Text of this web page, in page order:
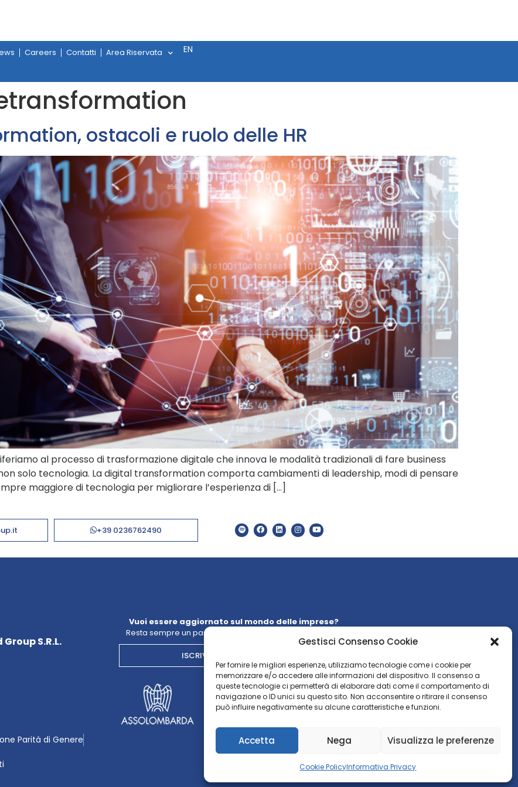
Gestisci Consenso Cookie
Per fornire le migliori esperienze, utilizziamo tecnologie come i cookie per
memorizzare e/o accedere alle informazioni del dispositivo. Il consenso a
queste tecnologie ci permetterà di elaborare dati come il comportamento di
navigazione o ID unici su questo sito. Non acconsentire o ritirare il consenso
può influire negativamente su alcune caratteristiche e funzioni.
Accetta Nega Visualizza le preferenze
Cookie PolicyInformativa Privacy
Careers Contatti Area Riservata EN
ostacoli e ruolo delle HR
al processo di trasformazione digitale che innova le modalità tradizionali di fare business
solo tecnologia. La digital transformation comporta cambiamenti di leadership, modi di pensare
maggiore di tecnologia per migliorare l’esperienza di […]
+39 0236762490
S.R.L.
Parità di Genere
Vuoi essere aggiornato sul mondo delle imprese?
Resta sempre un passo avanti con la nostra
ISCRIVITI ALLA NEWSLETTER